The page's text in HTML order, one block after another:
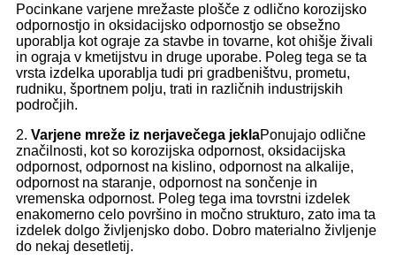
Pocinkane varjene mrežaste plošče z odlično korozijsko
odpornostjo in oksidacijsko odpornostjo se obsežno
uporablja kot ograje za stavbe in tovarne, kot ohišje živali
in ograja v kmetijstvu in druge uporabe. Poleg tega se ta
vrsta izdelka uporablja tudi pri gradbeništvu, prometu,
rudniku, športnem polju, trati in različnih industrijskih
področjih.
2. Varjene mreže iz nerjavečega jeklaPonujajo odlične
značilnosti, kot so korozijska odpornost, oksidacijska
odpornost, odpornost na kislino, odpornost na alkalije,
odpornost na staranje, odpornost na sončenje in
vremenska odpornost. Poleg tega ima tovrstni izdelek
enakomerno celo površino in močno strukturo, zato ima ta
izdelek dolgo življenjsko dobo. Dobro materialno življenje
do nekaj desetletij.